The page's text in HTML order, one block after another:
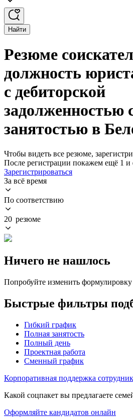
Найти
Резюме
должность
с дебиторской
задолженностью
занятостью в
Чтобы видеть все резюме,
После регистрации покажем ещё 1 и
Зарегистрироваться
За всё время
По соответствию
20 резюме
Ничего не нашлось
Попробуйте изменить
Быстрые фильтры
Гибкий график
Полная занятость
Полный день
Проектная работа
Сменный график
Корпоративная поддержка
Какой соцпакет вы предлагаете
Оформляйте кандидатов онлайн